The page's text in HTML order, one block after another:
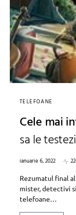
TELEFOANE
Cele mai
sa le
ianuarie 6, 2022
Rezumatul final
mister, detectivi
telefoane…